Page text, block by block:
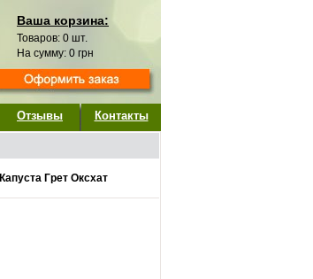
Ваша корзина:
Товаров: 0 шт.
На сумму: 0 грн
Отзывы Контакты
Капуста Грет Оксхат